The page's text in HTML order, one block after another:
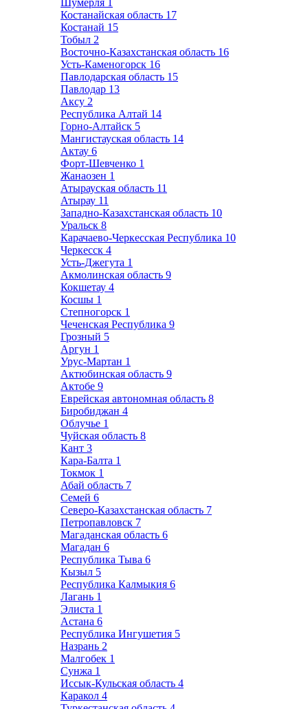
Шумерля 1
Костанайская область 17
Костанай 15
Тобыл 2
Восточно-Казахстанская область 16
Усть-Каменогорск 16
Павлодарская область 15
Павлодар 13
Аксу 2
Республика Алтай 14
Горно-Алтайск 5
Мангистауская область 14
Актау 6
Форт-Шевченко 1
Жанаозен 1
Атырауская область 11
Атырау 11
Западно-Казахстанская область 10
Уральск 8
Карачаево-Черкесская Республика 10
Черкесск 4
Усть-Джегута 1
Акмолинская область 9
Кокшетау 4
Косшы 1
Степногорск 1
Чеченская Республика 9
Грозный 5
Аргун 1
Урус-Мартан 1
Актюбинская область 9
Актобе 9
Еврейская автономная область 8
Биробиджан 4
Облучье 1
Чуйская область 8
Кант 3
Кара-Балта 1
Токмок 1
Абай область 7
Семей 6
Северо-Казахстанская область 7
Петропавловск 7
Магаданская область 6
Магадан 6
Республика Тыва 6
Кызыл 5
Республика Калмыкия 6
Лагань 1
Элиста 1
Астана 6
Республика Ингушетия 5
Назрань 2
Малгобек 1
Сунжа 1
Иссык-Кульская область 4
Каракол 4